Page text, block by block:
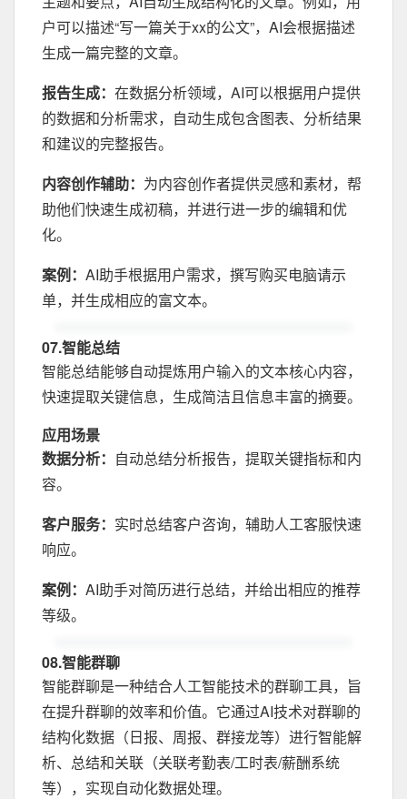
户可以描述“写一篇关于xx的公文”，AI会根据描述
生成一篇完整的文章。
报告生成： 在数据分析领域，AI可以根据用户提供
的数据和分析需求，自动生成包含图表、分析结果
和建议的完整报告。
内容创作辅助： 为内容创作者提供灵感和素材，帮
助他们快速生成初稿，并进行进一步的编辑和优
化。
案例： AI助手根据用户需求，撰写购买电脑请示
单，并生成相应的富文本。
07.智能总结
智能总结能够自动提炼用户输入的文本核心内容，
快速提取关键信息，生成简洁且信息丰富的摘要。
应用场景
数据分析： 自动总结分析报告，提取关键指标和内
容。
客户服务： 实时总结客户咨询，辅助人工客服快速
响应。
案例： AI助手对简历进行总结，并给出相应的推荐
等级。
08.智能群聊
智能群聊是一种结合人工智能技术的群聊工具，旨
在提升群聊的效率和价值。它通过AI技术对群聊的
结构化数据（日报、周报、群接龙等）进行智能解
析、总结和关联（关联考勤表/工时表/薪酬系统
等），实现自动化数据处理。